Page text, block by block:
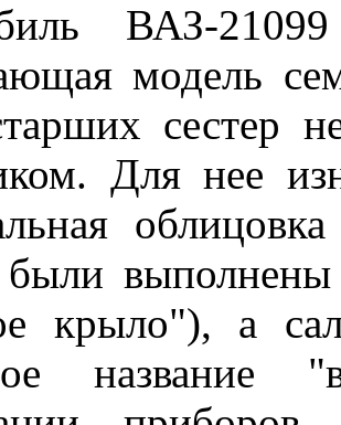
ВАЗ-
модель
сестер
Для нее
выполнены
крыло"), а
название